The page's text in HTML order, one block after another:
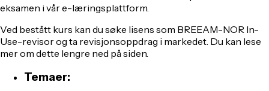
eksamen i vår e-læringsplattform.
Ved bestått kurs kan du søke lisens som BREEAM-NOR In-
Use-revisor og ta revisjonsoppdrag i markedet. Du kan lese
mer om dette lengre ned på siden.
Temaer: